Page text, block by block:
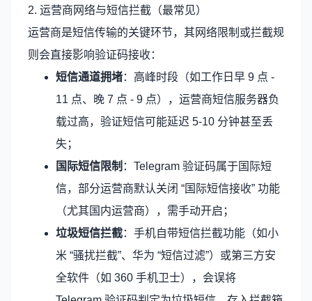
2. 运营商网络与短信拦截（最常见）
运营商是短信传输的关键环节，其网络限制或拦截规
则会直接影响验证码接收：
短信通道拥堵：高峰时段（如工作日早 9 点 -
11 点、晚 7 点 - 9 点），运营商短信服务器负
载过高，验证短信可能延迟 5-10 分钟甚至丢
失；
国际短信限制 ：Telegram 验证码属于国际短
信，部分运营商默认关闭 “国际短信接收” 功能
（尤其国内运营商），需手动开启；
垃圾短信拦截：手机自带短信拦截功能（如小
米 “骚扰拦截”、华为 “短信过滤”）或第三方安
全软件（如 360 手机卫士），会误将